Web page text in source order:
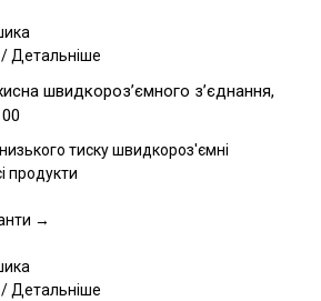
товару
Цей
має
кілька
варіантів.
Параметри
вибрати
сторінці
товару
/Детальніше
швидкороз’ємного з’єднання,
тиску швидкороз'ємні
продукти
→
Цей
/Детальніше